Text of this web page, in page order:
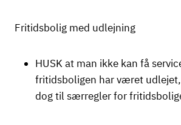
Fritidsbolig med udlejning
HUSK at man ikke kan få
fritidsboligen har været
dog til særregler for